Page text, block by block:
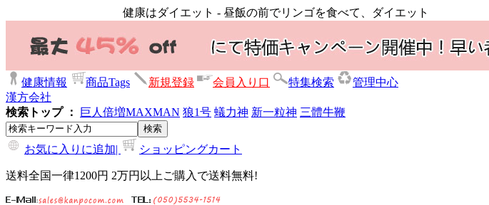
健康はダイエット - 昼飯の前でリンゴを食べて、ダイエット
健康情報 商品Tags 新規登録 会員入り口 特集検索
管理中心
漢方会社
検索トップ ：
巨人倍増MAXMAN 狼1号 蟻力神 新一粒神 三體牛鞭
お気に入りに追加| ショッピングカート
送料全国一律1200円 2万円以上ご購入で送料無料!